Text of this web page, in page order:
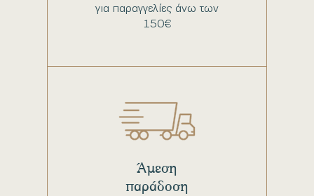
για παραγγελίες άνω των
150€
Άμεση
παράδοση